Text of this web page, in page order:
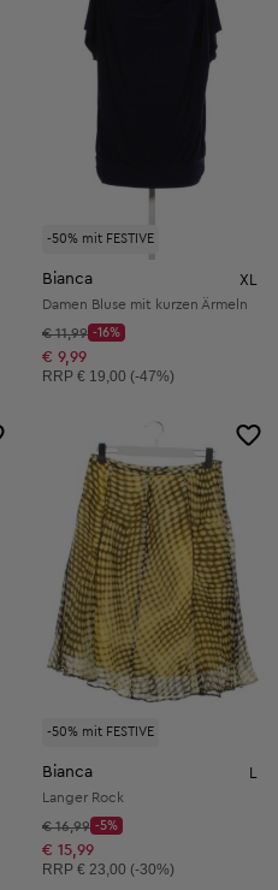
-50% mit FESTIVE
Bianca XL
Damen Bluse mit kurzen Ärmeln
Startpreis:
€ 11,99
Discount Price:
-16%
Reduzierter Preis:
€ 9,99
Unverbindliche Preisempfehlung:
RRP € 19,00 (-47%)
-50% mit FESTIVE
Bianca L
Langer Rock
Startpreis:
€ 16,99
Discount Price:
-5%
Reduzierter Preis:
€ 15,99
Unverbindliche Preisempfehlung:
RRP € 23,00 (-30%)